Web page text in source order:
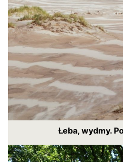
Łeba, wydmy.